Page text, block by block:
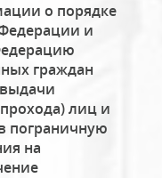
о порядке
и
граждан
лиц и
пограничную
на